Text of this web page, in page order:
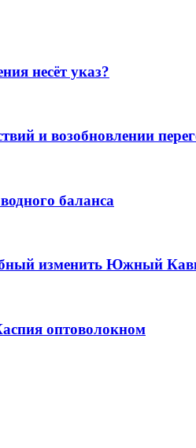
несёт указ?
и возобновлении
баланса
изменить Южный
оптоволокном